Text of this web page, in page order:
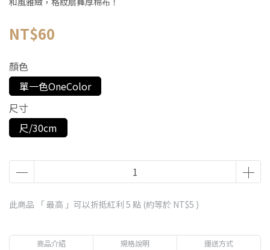
NT$60
顏色
單一色OneColor
尺寸
尺/30cm
此商品 「 最高 」可以折抵紅利 5 點 (約等於 NT$5 )
商品介紹 規格說明 運送方式